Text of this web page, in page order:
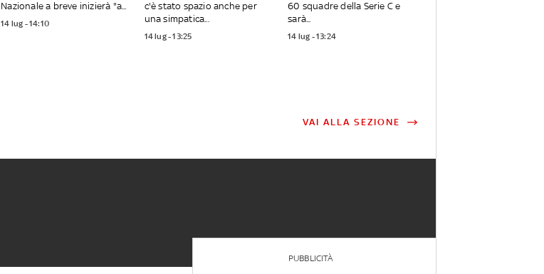
Nazionale a breve inizierà "a...
14 lug - 14:10
c'è stato spazio anche per
una simpatica...
14 lug - 13:25
60 squadre della Serie C e
sarà...
14 lug - 13:24
VAI ALLA SEZIONE
PUBBLICITÀ